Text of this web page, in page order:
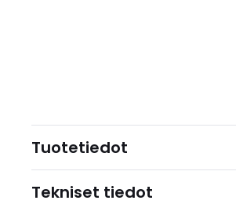
Tuotetiedot
Tekniset tiedot